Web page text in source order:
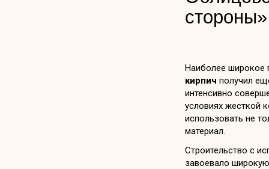
стороны»
Наиболее широкое
кирпич получил
интенсивно
условиях жесткой
использовать не
материал.
Строительство с
завоевало